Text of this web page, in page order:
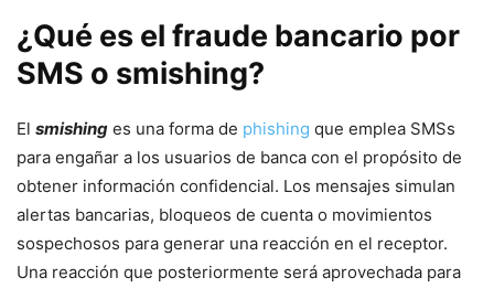
¿Qué es el fraude bancario por
SMS o smishing?
El smishing es una forma de phishing que emplea SMSs
para engañar a los usuarios de banca con el propósito de
obtener información confidencial. Los mensajes simulan
alertas bancarias, bloqueos de cuenta o movimientos
sospechosos para generar una reacción en el receptor.
Una reacción que posteriormente será aprovechada para